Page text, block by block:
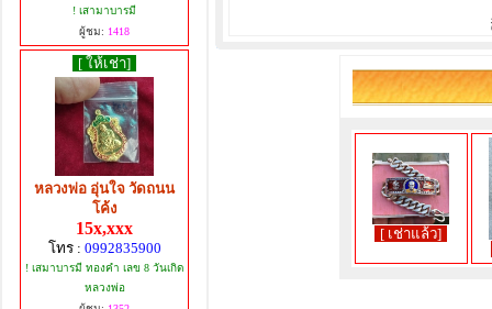
! เสามาบารมี
ผู้ชม: 1418
[ ให้เช่า]
หลวงพ่อ อุ่นใจ วัดถนน
โค้ง
15x,xxx
โทร : 0992835900
! เสมาบารมี ทองคำ เลข 8 วันเกิด
หลวงพ่อ
[ เช่าแล้ว]